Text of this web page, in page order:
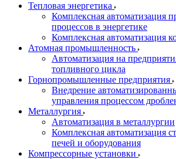
Тепловая энергетика
Комплексная автоматизация
процессов в энергетике
Комплексная автоматизация
Атомная промышленность
Автоматизация на
топливного цикла
Горнопромышленные предприятия
Внедрение
управления процессом
Металлургия
Автоматизация в металлургии
Комплексная автоматизация
печей и оборудования
Компрессорные установки